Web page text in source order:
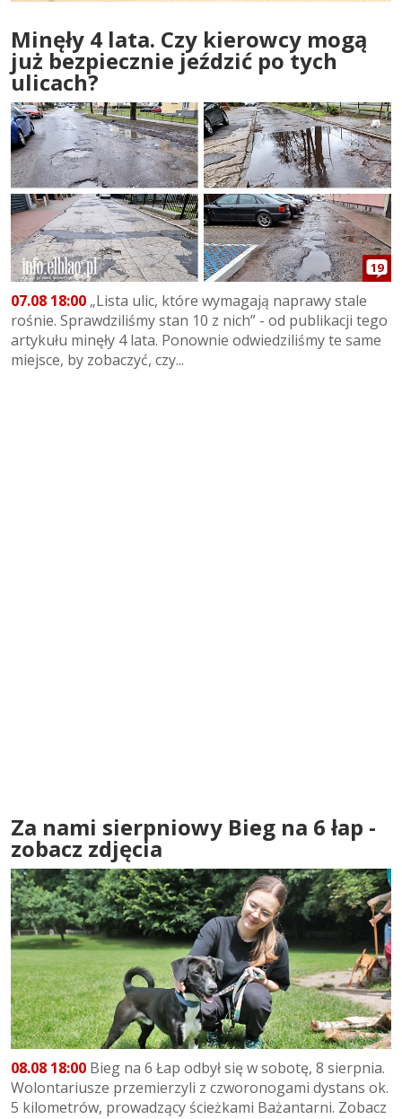
Minęły 4 lata. Czy kierowcy mogą
już bezpiecznie jeździć po tych
ulicach?
19
07.08 18:00 „Lista ulic, które wymagają naprawy stale
rośnie. Sprawdziliśmy stan 10 z nich” - od publikacji tego
artykułu minęły 4 lata. Ponownie odwiedziliśmy te same
miejsce, by zobaczyć, czy...
Za nami sierpniowy Bieg na 6 łap -
zobacz zdjęcia
08.08 18:00 Bieg na 6 Łap odbył się w sobotę, 8 sierpnia.
Wolontariusze przemierzyli z czworonogami dystans ok.
5 kilometrów, prowadzący ścieżkami Bażantarni. Zobacz